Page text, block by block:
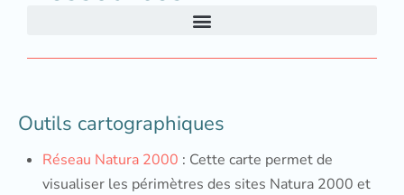
Outils cartographiques
Réseau Natura 2000 : Cette carte permet de
visualiser les périmètres des sites Natura 2000 et